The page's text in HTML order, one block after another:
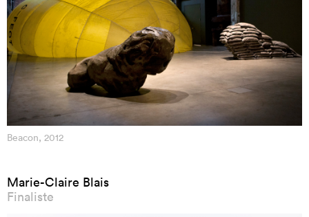
Beacon, 2012
Marie-Claire Blais
Finaliste